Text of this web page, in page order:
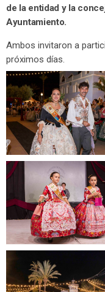
de la entidad y la
Ayuntamiento.
Ambos invitaron a
próximos días.